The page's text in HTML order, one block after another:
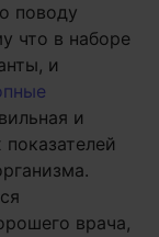
поводу
что в наборе
и
и
врача,